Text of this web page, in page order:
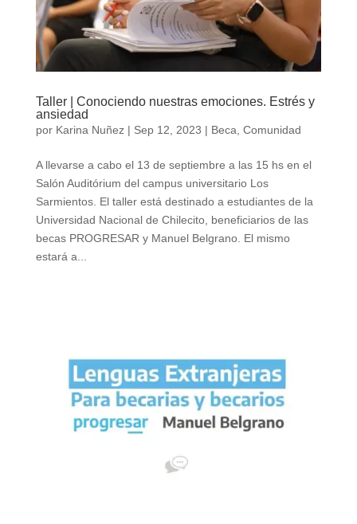
Taller | Conociendo nuestras emociones. Estrés y
ansiedad
por Karina Nuñez| Sep 12, 2023 | Beca Comunidad
A llevarse a cabo el 13 de septiembre a las 15 hs en el
Salón Auditórium del campus universitario Los
Sarmientos. El taller está destinado a estudiantes de la
Universidad Nacional de Chilecito, beneficiarios de las
becas PROGRESAR y Manuel Belgrano. El mismo
estará a...